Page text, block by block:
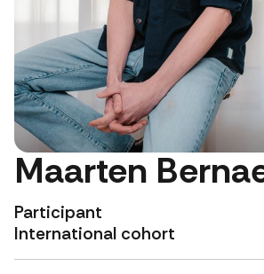
Maarten
Participant
International cohort